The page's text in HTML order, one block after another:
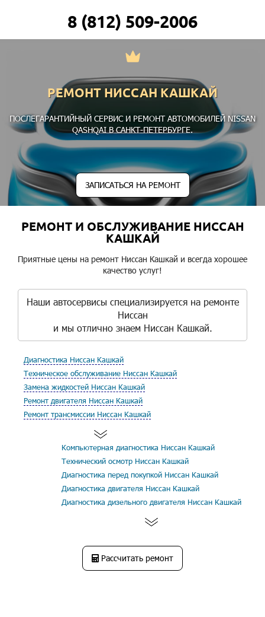
8 (812) 509-2006
РЕМОНТ НИССАН КАШКАЙ
ПОСЛЕГАРАНТИЙНЫЙ СЕРВИС И РЕМОНТ АВТОМОБИЛЕЙ NISSAN
QASHQAI В САНКТ-ПЕТЕРБУРГЕ.
ЗАПИСАТЬСЯ НА РЕМОНТ
РЕМОНТ И ОБСЛУЖИВАНИЕ НИССАН
КАШКАЙ
Приятные цены на ремонт Ниссан Кашкай и всегда хорошее
качество услуг!
Наши автосервисы специализируется на ремонте
Ниссан
и мы отлично знаем Ниссан Кашкай.
Диагностика Ниссан Кашкай
Техническое обслуживание Ниссан Кашкай
Замена жидкостей Ниссан Кашкай
Ремонт двигателя Ниссан Кашкай
Ремонт трансмиссии Ниссан Кашкай
Компьютерная диагностика Ниссан Кашкай
Технический осмотр Ниссан Кашкай
Диагностика перед покупкой Ниссан Кашкай
Диагностика двигателя Ниссан Кашкай
Диагностика дизельного двигателя Ниссан Кашкай
Рассчитать ремонт